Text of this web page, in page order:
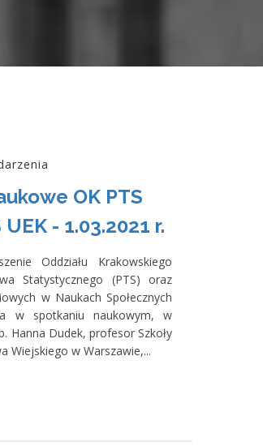
OK PTS
- 1.03.2021 r.
Oddziału Krakowskiego
Statystycznego (PTS) oraz
w Naukach Społecznych
w spotkaniu naukowym, w
Hanna Dudek, profesor Szkoły
Wiejskiego w Warszawie,...